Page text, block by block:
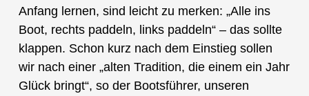
Anfang lernen, sind leicht zu merken: „Alle ins
Boot, rechts paddeln, links paddeln“ – das sollte
klappen. Schon kurz nach dem Einstieg sollen
wir nach einer „alten Tradition, die einem ein Jahr
Glück bringt“, so der Bootsführer, unseren